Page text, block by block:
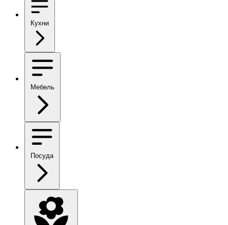
Кухни
Мебель
Посуда